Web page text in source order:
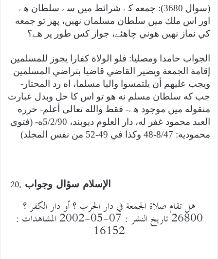
(سوال 3680): جمعه كے شرائط ميں سے سلطان هے
اور اس ملك ميں سلطان مسلمان نهيں، پھر تو جمعه
كي نماز نهيں هوني چاهئے، جواز كس طور پر هے؟
الجواب حامدا ومصليا: فلو الولاة كفارا يجوز للمسلمين
إقامة الجمعة ويصير القاضي قاضيا بتراضي المسلمين
ويجب عليهم أن يلتمسوا واليا مسلما، اه رد المحتار-
جب كه سلطان مسلم نه هو تو اس كا حل وبدل عبارت
منقوله ميں موجود هے- فقط والله تعالى أعلم- حرره
العبد محمود غفر له، دار العلوم ديوبند، 5/2/90ه- (فتوى
محموديه: 8/47-48 وكذا في 49-52 من نفس المجلد)
الإسلام سؤال وجواب
هل تقام صلاة الجمعة في دار الحرب ؟ أو دار الكفر ؟
26800 تاريخ النشر : 07-05-2002 المشاهدات :
16152